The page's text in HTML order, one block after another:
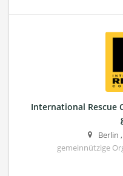
International Rescue
Berlin ,
gemeinnützige